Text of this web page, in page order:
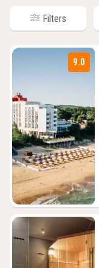
Filters
9.0